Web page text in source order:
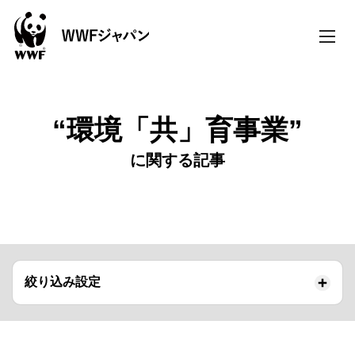
toggle
“環境「共」育事業”
に関する記事
絞り込み設定